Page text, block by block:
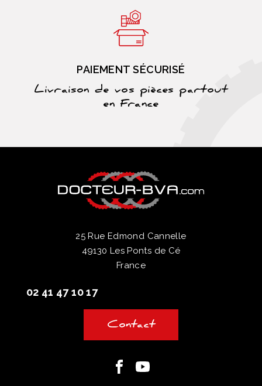
PAIEMENT SÉCURISÉ
Livraison de vos pièces partout
en France
25 Rue Edmond Cannelle
49130 Les Ponts de Cé
France
02 41 47 10 17
Contact
FacebookYoutube